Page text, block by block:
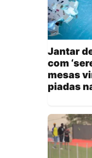
Jantar
com
mesas
piadas